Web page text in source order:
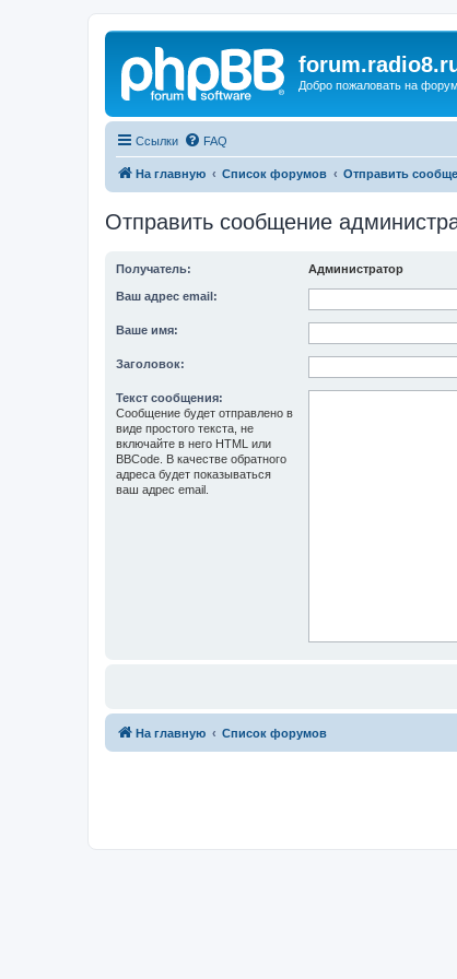
Добро пожаловать на
Ссылки FAQ
На главную Список форумов Отправить
Отправить сообщение
Получатель: Администратор
Ваш адрес email:
Ваше имя:
Заголовок:
Текст сообщения:
Сообщение будет отправлено в
виде простого текста, не
включайте в него HTML или
BBCode. В качестве обратного
адреса будет показываться
ваш адрес email.
На главную Список форумов